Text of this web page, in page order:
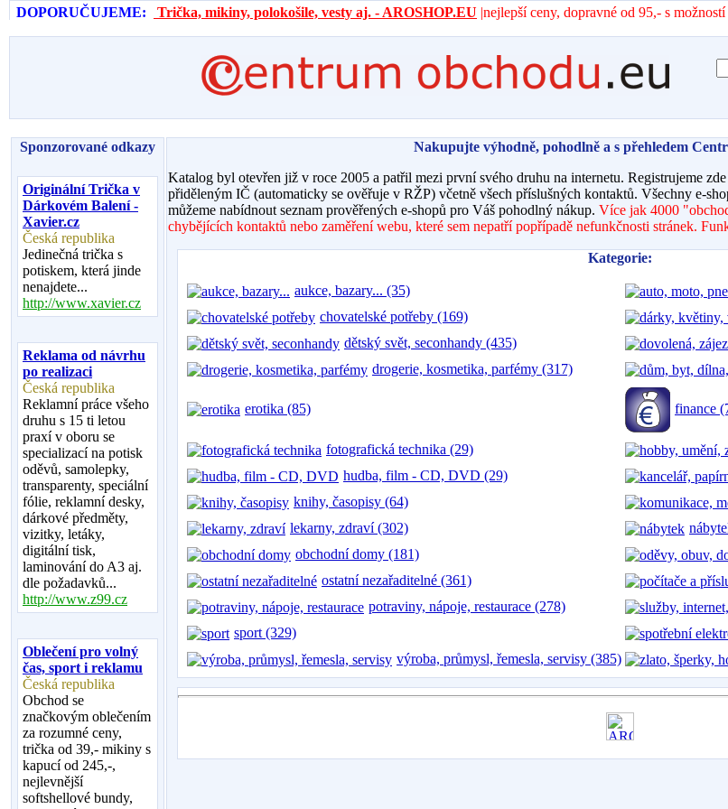
DOPORUČUJEME: Trička, mikiny, polokošile, vesty aj. - AROSHOP.EU |nejlepší ceny, dopravné od 95,- s
Sponzorované odkazy
Originální Trička v
Dárkovém Balení -
Xavier.cz
Česká republika
Jedinečná trička s
potiskem, která jinde
nenajdete...
http://www.xavier.cz
Reklama od návrhu
po realizaci
Česká republika
Reklamní práce všeho
druhu s 15 ti letou
praxí v oboru se
specializací na potisk
oděvů, samolepky,
transparenty, speciální
fólie, reklamní desky,
dárkové předměty,
vizitky, letáky,
digitální tisk,
laminování do A3 aj.
dle požadavků...
http://www.z99.cz
Oblečení pro volný
čas, sport i reklamu
Česká republika
Obchod se
značkovým oblečením
za rozumné ceny,
trička od 39,- mikiny s
kapucí od 245,-,
nejlevnější
softshellové bundy,
Nakupujte výhodně, pohodlně a s přehledem
Katalog byl otevřen již v roce 2005 a patřil mezi první svého druhu na internetu. Registrujeme
přiděleným IČ (automaticky se ověřuje v RŽP) včetně všech příslušných kontaktů. Všechny e-
můžeme nabídnout seznam prověřených e-shopů pro Váš pohodlný nákup. Více jak 4000
chybějících kontaktů nebo zaměření webu, které sem nepatří popřípadě nefunkčnosti stránek.
Kategorie:
aukce, bazary... (35)
chovatelské potřeby (169)
dětský svět, seconhandy (435)
drogerie, kosmetika, parfémy (317)
erotika (85) finance
fotografická technika (29)
hudba, film - CD, DVD (29)
knihy, časopisy (64)
lekarny, zdraví (302)
obchodní domy (181)
ostatní nezařaditelné (361)
potraviny, nápoje, restaurace (278)
sport (329)
výroba, průmysl, řemesla, servisy (385)